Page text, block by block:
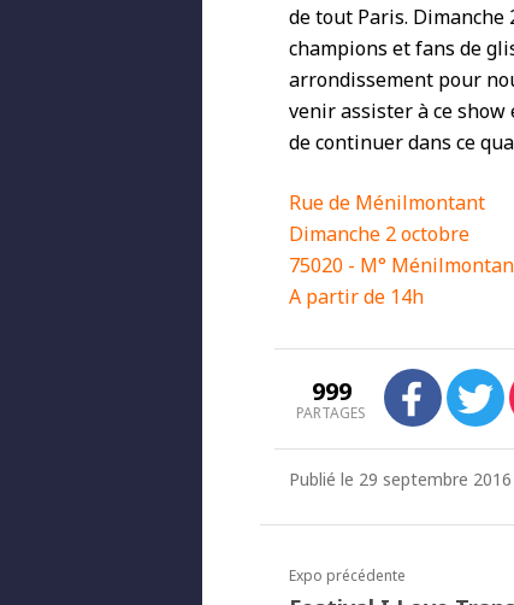
de tout Paris.
champions et fans de
arrondissement pour
venir assister à ce
de continuer dans ce
Rue de Ménilmontant
Dimanche 2 octobre
75020 - M°
A partir de 14h
999
PARTAGES
Publié le 29 septembre
Expo précédente